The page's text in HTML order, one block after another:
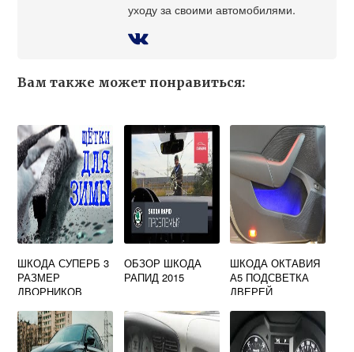
уходу за своими автомобилями.
Вам также может понравиться:
ШКОДА СУПЕРБ 3
РАЗМЕР
ДВОРНИКОВ
ОБЗОР ШКОДА
РАПИД 2015
ШКОДА ОКТАВИЯ
А5 ПОДСВЕТКА
ДВЕРЕЙ